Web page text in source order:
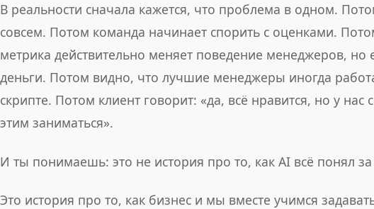
В реальности сначала кажется, что проблема в одном.
совсем. Потом команда начинает спорить с оценками.
метрика действительно меняет поведение менеджеров,
деньги. Потом видно, что лучшие менеджеры иногда
скрипте. Потом клиент говорит: «да, всё нравится, но у нас
этим заниматься».
И ты понимаешь: это не история про то, как AI всё понял
Это история про то, как бизнес и мы вместе учимся